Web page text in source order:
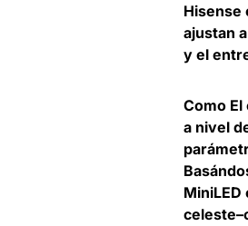
Hisense
ajustan
y el
Como El
a nivel